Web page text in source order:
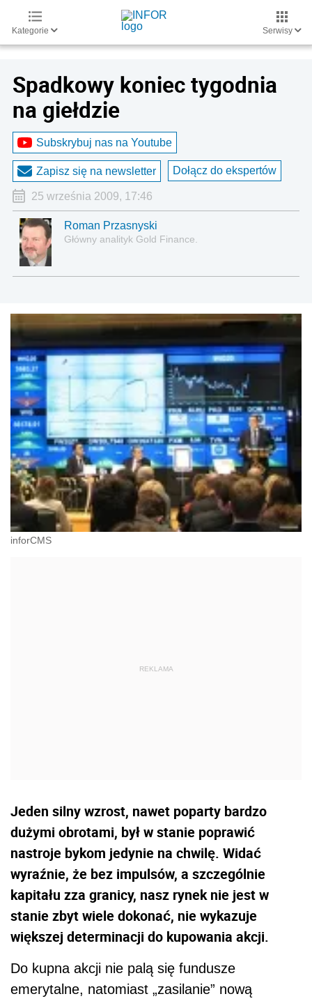
Kategorie Serwisy
Spadkowy koniec tygodnia
na giełdzie
Subskrybuj nas na Youtube
Zapisz się na newsletter Dołącz do ekspertów
25 września 2009, 17:46
Roman Przasnyski
Główny analityk Gold Finance.
inforCMS
Jeden silny wzrost, nawet poparty bardzo
dużymi obrotami, był w stanie poprawić
nastroje bykom jedynie na chwilę. Widać
wyraźnie, że bez impulsów, a szczególnie
kapitału zza granicy, nasz rynek nie jest w
stanie zbyt wiele dokonać, nie wykazuje
większej determinacji do kupowania akcji.
Do kupna akcji nie palą się fundusze
emerytalne, natomiast „zasilanie” nową